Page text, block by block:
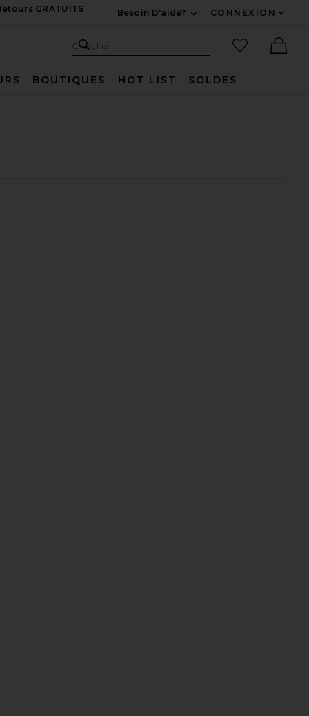
GRATUITS
Besoin D'aide?
CONNEXION
Recherche
Chercher
Articles
BOUTIQUES HOT LIST SOLDES